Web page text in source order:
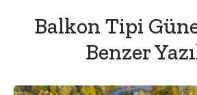
Balkon Tipi
Benzer